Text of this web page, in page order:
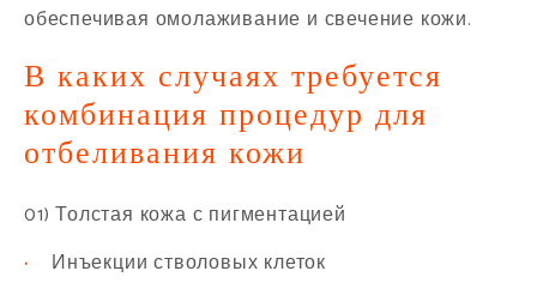
обеспечивая омолаживание и свечение кожи.
В каких случаях требуется
комбинация процедур для
отбеливания кожи
01) Толстая кожа с пигментацией
· Инъекции стволовых клеток